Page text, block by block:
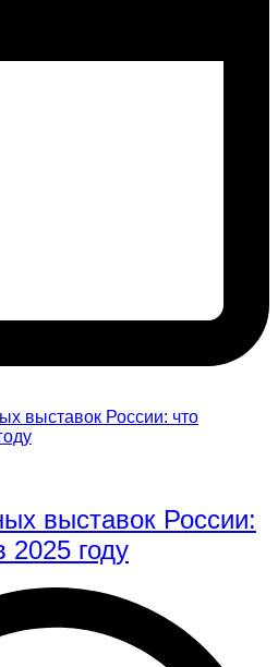
выставок России:
2025 году